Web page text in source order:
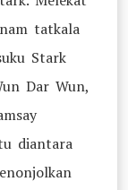
tatkala
Stark
Dar Wun,
diantara